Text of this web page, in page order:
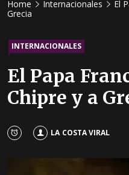
Home Internacionales
El
Grecia
INTERNACIONALES
El Papa
Chipre y a
LA COSTA VIRAL